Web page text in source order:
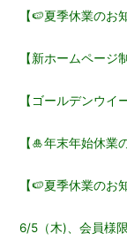
ビ
シ
ョ
ン
【🍉夏季休業のお
【新ホームページ
【ゴールデンウイ
【🎍年末年始休業
【🍉夏季休業のお
6/5（木)、会員様